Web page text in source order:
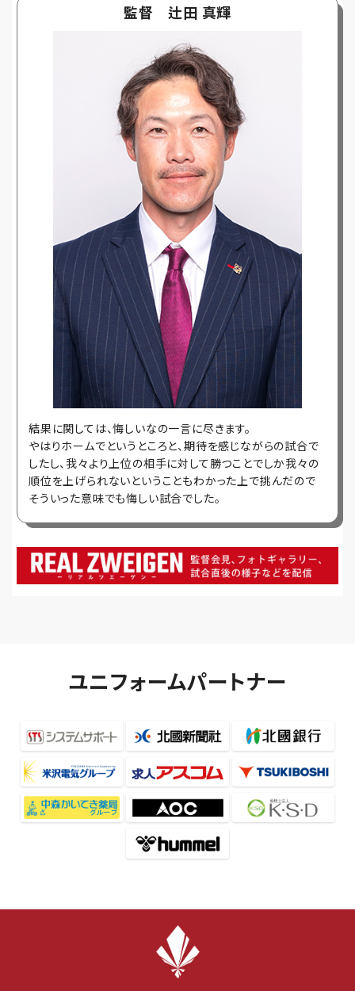
監督 辻田 真輝
結果に関しては、悔しいなの一言に尽きます。
やはりホームでというところと、期待を感じながらの試合で
したし、我々より上位の相手に対して勝つことでしか我々の
順位を上げられないということもわかった上で挑んだので
そういった意味でも悔しい試合でした。
ユニフォームパートナー